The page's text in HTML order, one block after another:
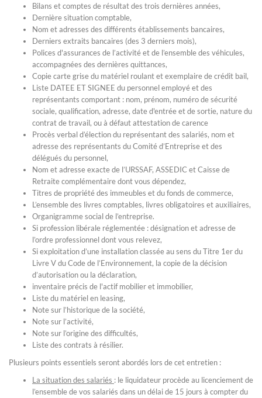
Bilans et comptes de résultat des trois dernières années,
Dernière situation comptable,
Nom et adresses des différents établissements bancaires,
Derniers extraits bancaires (des 3 derniers mois),
Polices d'assurances de l’activité et de l’ensemble des véhicules,
accompagnées des dernières quittances,
Copie carte grise du matériel roulant et exemplaire de crédit bail,
Liste DATEE ET SIGNEE du personnel employé et des
représentants comportant : nom, prénom, numéro de sécurité
sociale, qualification, adresse, date d'entrée et de sortie, nature du
contrat de travail, ou à défaut attestation de carence
Procès verbal d’élection du représentant des salariés, nom et
adresse des représentants du Comité d’Entreprise et des
délégués du personnel,
Nom et adresse exacte de l’URSSAF, ASSEDIC et Caisse de
Retraite complémentaire dont vous dépendez,
Titres de propriété des immeubles et du fonds de commerce,
L’ensemble des livres comptables, livres obligatoires et auxiliaires,
Organigramme social de l’entreprise.
Si profession libérale réglementée : désignation et adresse de
l’ordre professionnel dont vous relevez,
Si exploitation d’une installation classée au sens du Titre 1er du
Livre V du Code de l’Environnement, la copie de la décision
d’autorisation ou la déclaration,
inventaire précis de l'actif mobilier et immobilier,
Liste du matériel en leasing,
Note sur l’historique de la société,
Note sur l’activité,
Note sur l’origine des difficultés,
Liste des contrats à résilier.
Plusieurs points essentiels seront abordés lors de cet entretien :
La situation des salariés : le liquidateur procède au licenciement de
l’ensemble de vos salariés dans un délai de 15 jours à compter du